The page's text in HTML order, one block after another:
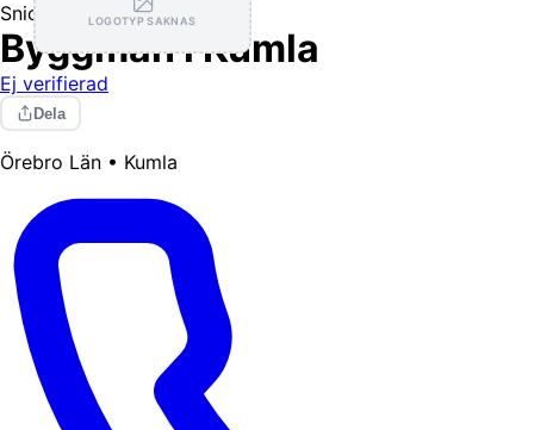
LOGOTYP SAKNAS
Snickare
Byggman i Kumla
Ej verifierad
Dela
Örebro Län • Kumla